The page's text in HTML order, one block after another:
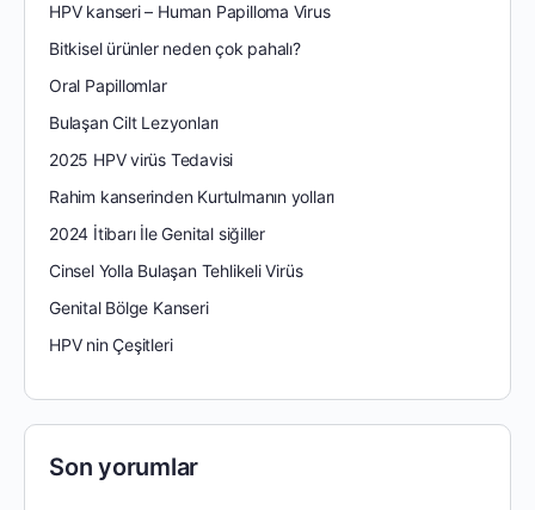
HPV kanseri – Human Papilloma Virus
Bitkisel ürünler neden çok pahalı?
Oral Papillomlar
Bulaşan Cilt Lezyonları
2025 HPV virüs Tedavisi
Rahim kanserinden Kurtulmanın yolları
2024 İtibarı İle Genital siğiller
Cinsel Yolla Bulaşan Tehlikeli Virüs
Genital Bölge Kanseri
HPV nin Çeşitleri
Son yorumlar